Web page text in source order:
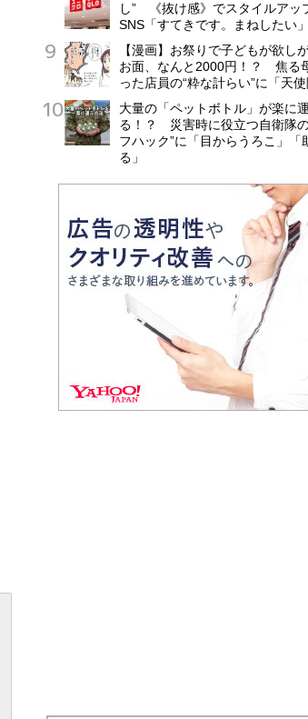
し” 《抜け感》でスタイルア
SNS「すてきです。まねしたい」
【漫画】お祭りで子どもが欲し
お面、なんと2000円！？ 焦る
った店員の“粋な計らい”に「天使
大量の「ペットボトル」が楽に
る！？ 災害時に役立つ自衛隊の
フハック”に「目からうろこ」「
る」